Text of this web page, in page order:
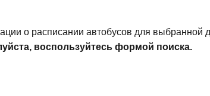
о расписании автобусов для выбранной
воспользуйтесь формой поиска.